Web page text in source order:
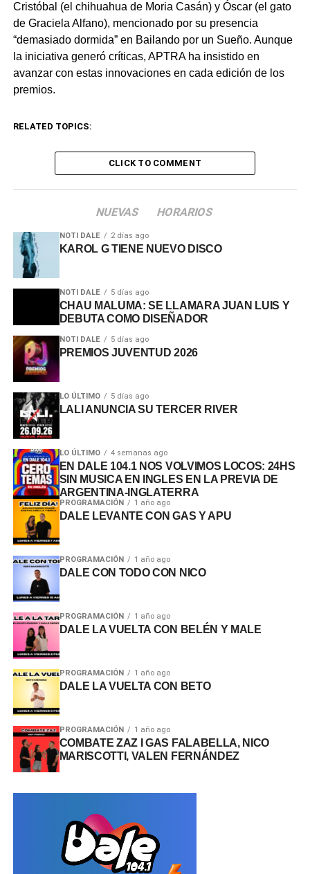
Cristóbal (el chihuahua de Moria Casán) y Óscar (el gato
de Graciela Alfano), mencionado por su presencia
“demasiado dormida” en Bailando por un Sueño. Aunque
la iniciativa generó críticas, APTRA ha insistido en
avanzar con estas innovaciones en cada edición de los
premios.
RELATED TOPICS:
CLICK TO COMMENT
NUEVAS HORARIOS
NOTI DALE 2 días ago
KAROL G TIENE NUEVO DISCO
NOTI DALE 5 días ago
CHAU MALUMA: SE LLAMARA JUAN LUIS Y
DEBUTA COMO DISEÑADOR
NOTI DALE 5 días ago
PREMIOS JUVENTUD 2026
LO ÚLTIMO 5 días ago
LALI ANUNCIA SU TERCER RIVER
LO ÚLTIMO 4 semanas ago
EN DALE 104.1 NOS VOLVIMOS LOCOS: 24HS
SIN MUSICA EN INGLES EN LA PREVIA DE
ARGENTINA-INGLATERRA
PROGRAMACIÓN 1 año ago
DALE LEVANTE CON GAS Y APU
PROGRAMACIÓN 1 año ago
DALE CON TODO CON NICO
PROGRAMACIÓN 1 año ago
DALE LA VUELTA CON BELÉN Y MALE
PROGRAMACIÓN 1 año ago
DALE LA VUELTA CON BETO
PROGRAMACIÓN 1 año ago
COMBATE ZAZ I GAS FALABELLA, NICO
MARISCOTTI, VALEN FERNÁNDEZ